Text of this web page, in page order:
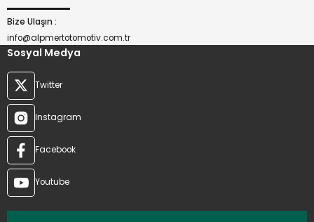
Bize Ulaşın :
info@alpmertotomotiv.com.tr
Sosyal Medya
Twitter
Instagram
Facebook
Youtube